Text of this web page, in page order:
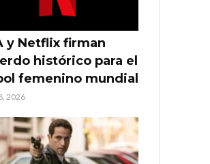
y Netflix firman
histórico para el
femenino mundial
2026